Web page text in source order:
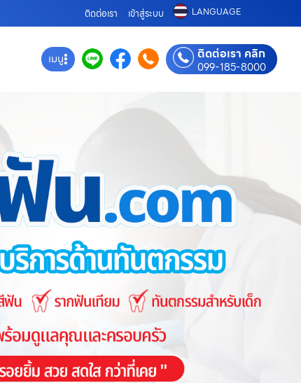
ติดต่อเรา เข้าสู่ระบบ LANGUAGE
เมนู ติดต่อเรา คลิก
099-185-8000